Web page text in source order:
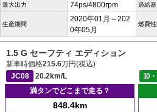
最大出力 74ps/4800rpm 過給器
生産期間
2020年01月～202
0年05月
燃費
1.5 G セーフティ エディション
新車時価格215.6万円(税込)
JC08
20.2km/L 10
満タンでどこまで走る？
848.4km